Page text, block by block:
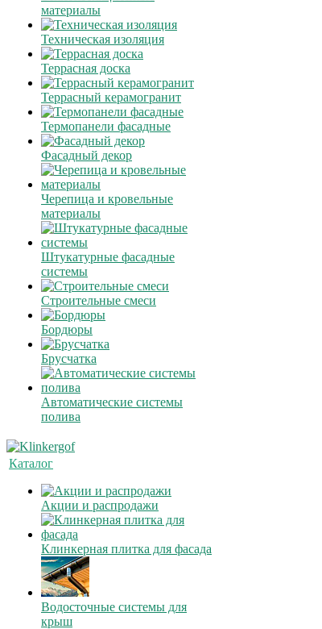
материалы
Техническая изоляция
Террасная доска
Террасный керамогранит
Термопанели фасадные
Фасадный декор
Черепица и кровельные
материалы
Штукатурные фасадные
системы
Строительные смеси
Бордюры
Брусчатка
Автоматические системы
полива
Каталог
Акции и распродажи
Клинкерная плитка для фасада
Водосточные системы для
крыш